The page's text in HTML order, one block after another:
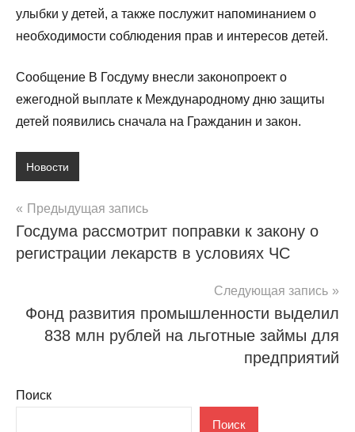
улыбки у детей, а также послужит напоминанием о
необходимости соблюдения прав и интересов детей.
Сообщение В Госдуму внесли законопроект о
ежегодной выплате к Международному дню защиты
детей появились сначала на Гражданин и закон.
Новости
Навигация
по
записям
Предыдущая запись
Госдума рассмотрит поправки к закону о
регистрации лекарств в условиях ЧС
Следующая запись
Фонд развития промышленности выделил
838 млн рублей на льготные займы для
предприятий
Поиск
Поиск